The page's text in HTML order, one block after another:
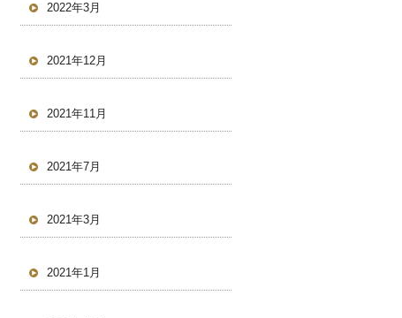
2022年3月
2021年12月
2021年11月
2021年7月
2021年3月
2021年1月